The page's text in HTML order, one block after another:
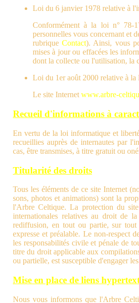
Loi du 6 janvier 1978 relative à
Conformément à la loi n° 78-
personnelles vous concernant et
rubriqueContact). Ainsi, vous
mises à jour ou effacées les
dont la collecte ou l'utilisation, la
Loi du 1er août 2000 relative à
Le site Internetwww.arbre-
Recueil d'informations à
En vertu de la loi informatique et
recueillies auprès de internautes par
cas, être transmises, à titre gratuit ou
Titularité des droits
Tous les éléments de ce site Internet
sons, photos et animations) sont la
l'Arbre Celtique. La protection du
internationales relatives au droit de
rediffusion, en tout ou partie, sur tout
expresse et préalable. Le non-respect
les responsabilités civile et pénale de
titre du droit applicable aux
ou partielle, est susceptible d'engager
Mise en place de liens
Nous vous informons que l'Arbre